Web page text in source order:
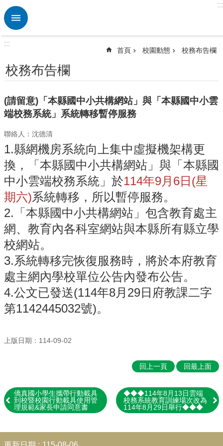
跳到主要內容區塊
進
階
熱
門
鍵
字
園
動
態
識
本
行
政
處
室
學
生
專
區
園
成
務
E
化
:::
:::
首頁 校園動態 校務布告欄
校務布告欄
(請留意)「本縣國中小共構網站」與「本縣國中小雲
端校務系統」系統轉移暫停服務
聯絡人：沈德清
1.縣網機房系統向上集中虛擬機架構更
換，「本縣國中小共構網站」與「本縣國
中小雲端校務系統」於114年9月6日(星
期六)系統轉移，所以暫停服務。
2.「本縣國中小共構網站」包含教育處主
網、教育內各科室網站與本縣所有縣立學
校網站。
3.系統轉移完恢復服務時，將於本府教育
處主網內學校單位公告內發布公告。
4.公文已發送(114年8月29日府教課二字
第1142445032號)。
上版日期：114-09-02
回上一頁 回最上面
僑真國小學生攜帶行動載具
到校暨校園行動載具使用管
理規範&家長申請同意書
◆◆◆114年8月13日雲端
校務系統教育訓練場次改為
114年8月29日舉行◆◆◆